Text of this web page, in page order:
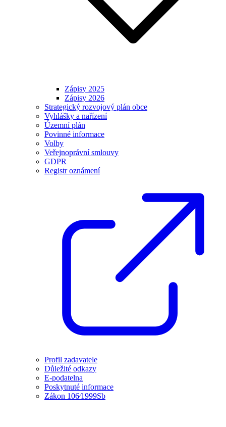
Zápisy 2025
Zápisy 2026
Strategický rozvojový plán obce
Vyhlášky a nařízení
Územní plán
Povinné informace
Volby
Veřejnoprávní smlouvy
GDPR
Registr oznámení
Profil zadavatele
Důležité odkazy
E-podatelna
Poskytnuté informace
Zákon 106⁄1999Sb